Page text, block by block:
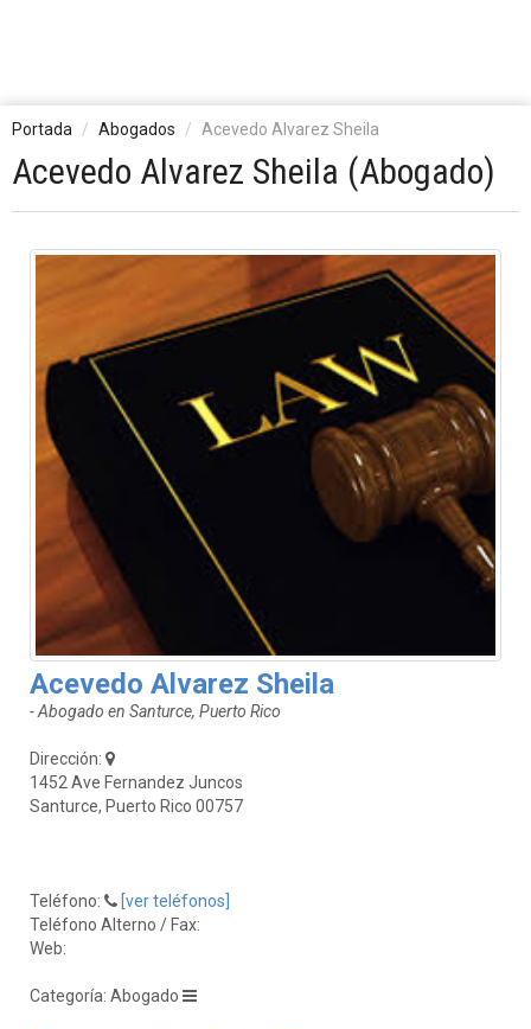
Portada Abogados Acevedo Alvarez Sheila
Acevedo Alvarez Sheila (Abogado)
Acevedo Alvarez Sheila
- Abogado en Santurce, Puerto Rico
Dirección:
1452 Ave Fernandez Juncos
Santurce, Puerto Rico 00757
Teléfono:
[ver teléfonos]
Teléfono Alterno / Fax:
Web:
Categoría: Abogado